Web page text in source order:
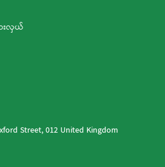
းလှယ်
Street, 012 United Kingdom